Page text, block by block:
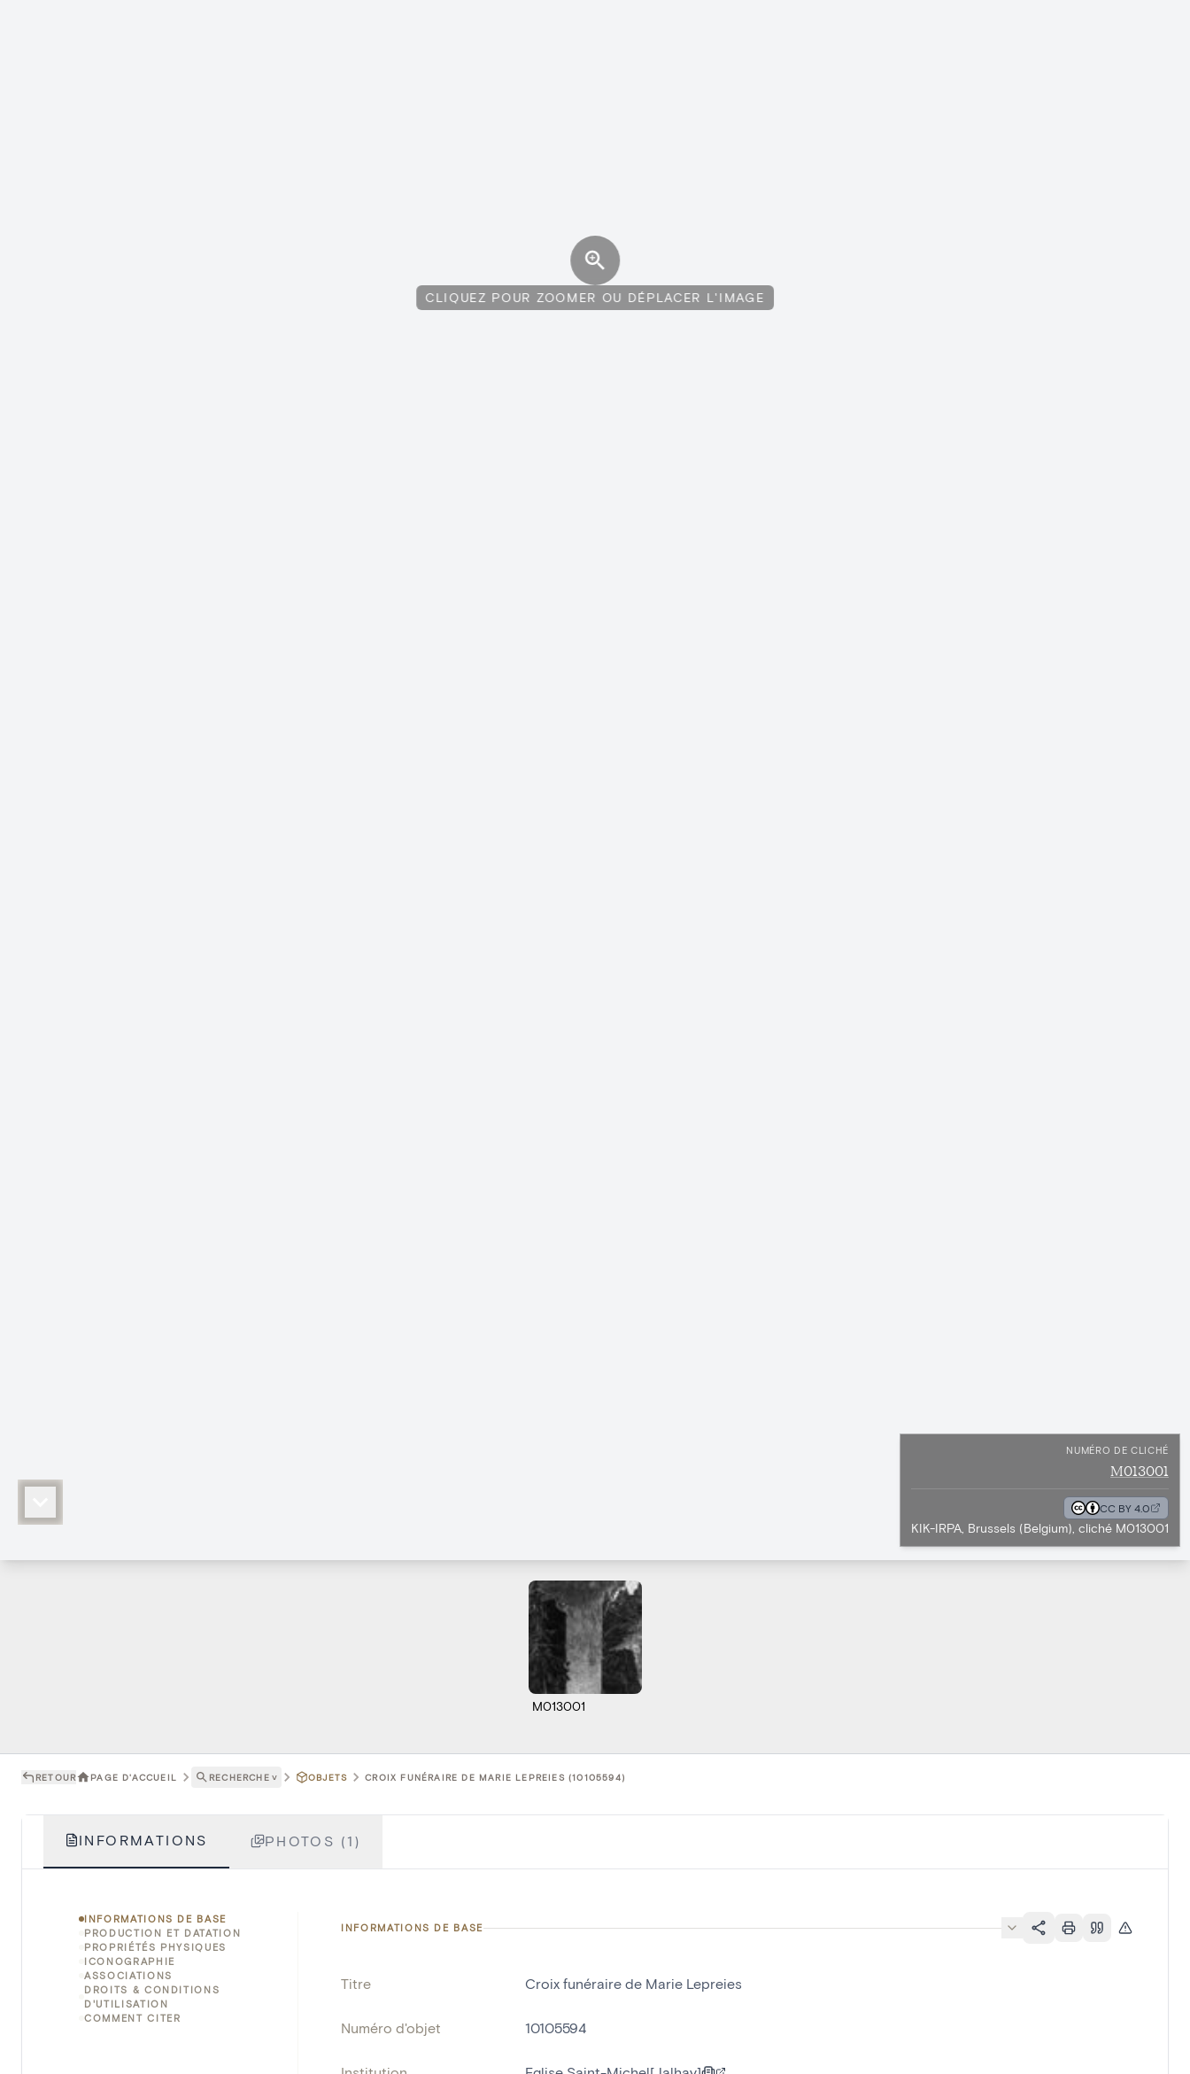
CLIQUEZ POUR ZOOMER OU DÉPLACER L'IMAGE
NUMÉRO DE CLICHÉ
M013001
CC BY 4.0
KIK-IRPA, Brussels (Belgium), cliché M013001
M013001
RETOUR PAGE D'ACCUEIL RECHERCHE ˅ OBJETS CROIX FUNÉRAIRE DE MARIE LEPREIES (10105594)
INFORMATIONS PHOTOS (1)
INFORMATIONS DE BASE
PRODUCTION ET DATATION
PROPRIÉTÉS PHYSIQUES
ICONOGRAPHIE
ASSOCIATIONS
DROITS & CONDITIONS
D'UTILISATION
COMMENT CITER
INFORMATIONS DE BASE
Titre Croix funéraire de Marie Lepreies
Numéro d'objet 10105594